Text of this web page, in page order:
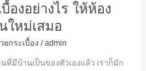
องอย่างไร ให้ห้อง
ใหม่เสมอ
ยกระเบื้อง /admin
มีบ้านเป็นของตัวเองแล้ว เราก็มัก